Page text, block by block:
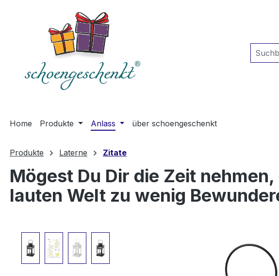
Zur Hauptnavigation springen
Home Produkte Anlass über schoengeschenkt
Produkte Laterne Zitate
Mögest Du Dir die Zeit
lauten Welt zu wenig
Bildergalerie überspringen